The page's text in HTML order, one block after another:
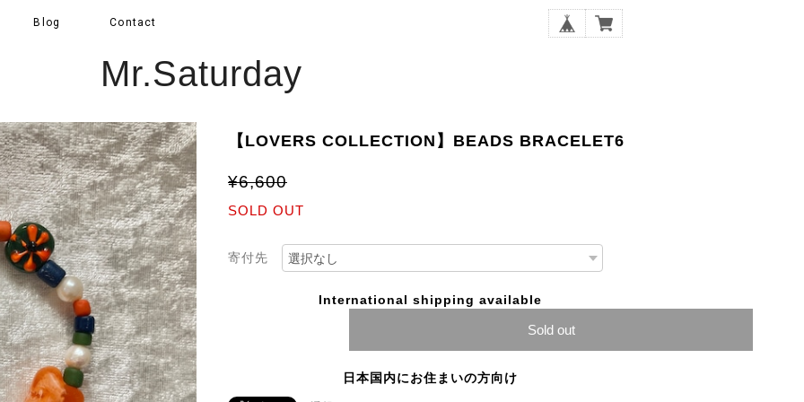
Blog Contact
Mr.Saturday
【LOVERS COLLECTION】BEADS BRACELET6
¥6,600
SOLD OUT
寄付先
International shipping available
Sold out
日本国内にお住まいの方向け